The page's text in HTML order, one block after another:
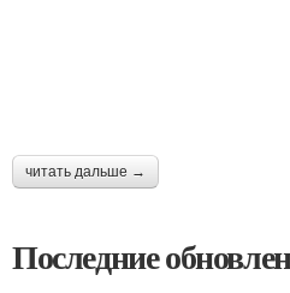
читать дальше →
Последние